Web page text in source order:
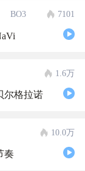
BO3 7101
1.6万
尔格拉诺
10.0万
奏